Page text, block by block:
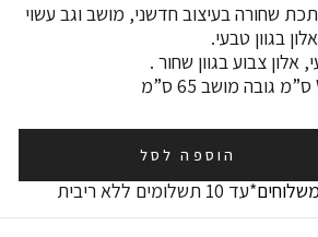
שחורה בעיצוב חדשני, מושב וגב עשוי
בגוון טבעי.
צבוע בגוון שחור .
הוספה לסל
*עד 10 תשלומים ללא ריבית